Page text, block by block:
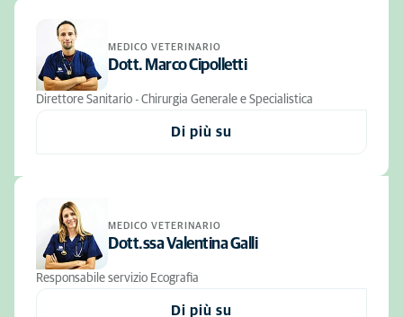
MEDICO VETERINARIO
Dott. Marco Cipolletti
Direttore Sanitario - Chirurgia Generale e Specialistica
Di più su
MEDICO VETERINARIO
Dott.ssa Valentina Galli
Responsabile servizio Ecografia
Di più su